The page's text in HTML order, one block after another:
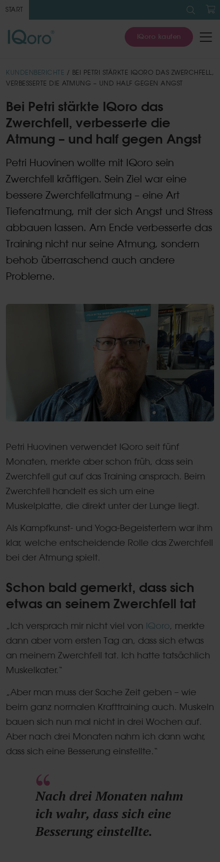
START nach:
IQoro kaufen
KUNDENBERICHTE / BEI PETRI STÄRKTE IQORO DAS ZWERCHFELL,
VERBESSERTE DIE ATMUNG – UND HALF GEGEN ANGST
Bei Petri stärkte IQoro das
Zwerchfell, verbesserte die
Atmung – und half gegen Angst
Petri Huovinen wollte mit IQoro sein
Zwerchfell kräftigen. Sein Ziel war eine
bessere Zwerchfellatmung – eine Art
Tiefenatmung, mit der sich Angst und Stress
abbauen lassen. Am Ende verbesserte das
Training nicht nur seine Atmung, sondern
behob überraschend auch andere
Probleme.
Petri Huovinen verwendet IQoro seit fünf
Monaten, merkte aber schon früh, dass sein
Zwerchfell gut auf das Training ansprach. Beim
Zwerchfell handelt es sich um eine
Muskelplatte, die direkt unter der Lunge liegt.
Als Kampfkunst- und Yoga-Begeistertem war ihm
klar, welche entscheidende Rolle das Zwerchfell
bei der Atmung spielt.
Schon bald gemerkt, dass sich
etwas an seinem Zwerchfell tat
„Ich versprach mir nicht viel von IQoro, merkte
dann aber vom ersten Tag an, dass sich etwas
an meinem Zwerchfell tat. Ich hatte tatsächlich
Muskelkater.“
„Aber man muss der Sache Zeit geben – wie
beim ganz normalen Krafttraining auch. Muskeln
bauen sich nun mal nicht in drei Wochen auf.
Aber nach drei Monaten nahm ich dann wahr,
dass sich eine Besserung einstellte.“
Nach drei Monaten nahm
ich wahr, dass sich eine
Besserung einstellte.